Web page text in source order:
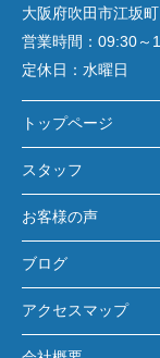
大阪府吹田市江坂
営業時間： 09:30～
定休日： 水曜日
トップページ
スタッフ
お客様の声
ブログ
アクセスマップ